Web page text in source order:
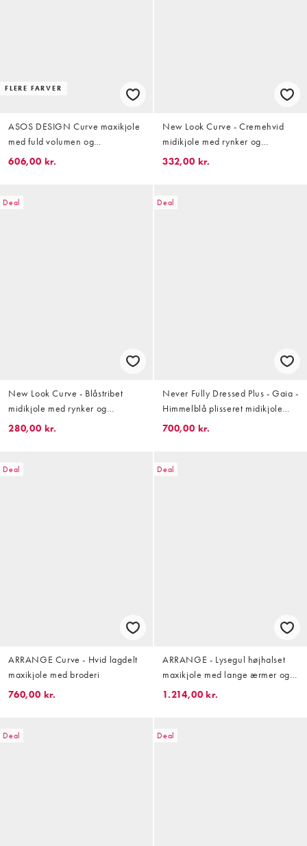
FLERE FARVER
ASOS DESIGN Curve maxikjole
med fuld volumen og
kappeærmer med godets i Multi
606,00 kr.
New Look Curve - Cremehvid
midikjole med rynker og
blomstermønster
332,00 kr.
Deal
New Look Curve - Blåstribet
midikjole med rynker og
bindebånd på ryggen
280,00 kr.
Deal
Never Fully Dressed Plus - Gaia -
Himmelblå plisseret midikjole
med lange ærmer og print
700,00 kr.
Deal
ARRANGE Curve - Hvid lagdelt
maxikjole med broderi
760,00 kr.
Deal
ARRANGE - Lysegul højhalset
maxikjole med lange ærmer og
tekstureret paillet-udsmykning
1.214,00 kr.
Deal Deal